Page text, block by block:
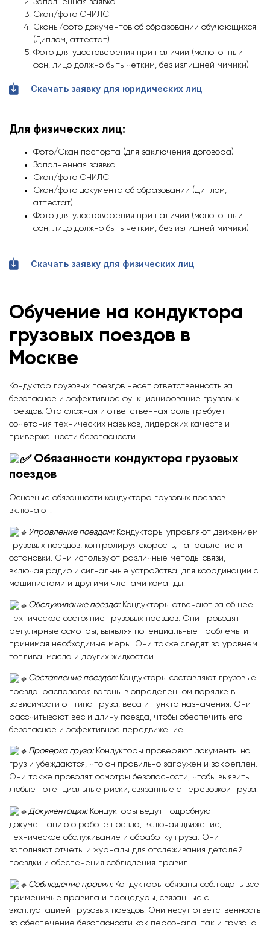
Заполненная заявка
Скан/фото СНИЛС
Сканы/фото документов об образовании обучающихся
(Диплом, аттестат)
Фото для удостоверения при наличии (монотонный
фон, лицо должно быть четким, без излишней мимики)
Скачать заявку для юридических лиц
Для физических лиц:
Фото/Скан паспорта (для заключения договора)
Заполненная заявка
Скан/фото СНИЛС
Скан/фото документа об образовании (Диплом,
аттестат)
Фото для удостоверения при наличии (монотонный
фон, лицо должно быть четким, без излишней мимики)
Скачать заявку для физических лиц
Обучение на кондуктора
грузовых поездов в
Москве
Кондуктор грузовых поездов несет ответственность за
безопасное и эффективное функционирование грузовых
поездов. Эта сложная и ответственная роль требует
сочетания технических навыков, лидерских качеств и
приверженности безопасности.
Обязанности кондуктора грузовых
поездов
Основные обязанности кондуктора грузовых поездов
включают:
Управление поездом:Кондукторы управляют движением
грузовых поездов, контролируя скорость, направление и
остановки. Они используют различные методы связи,
включая радио и сигнальные устройства, для координации с
машинистами и другими членами команды.
Обслуживание поезда:Кондукторы отвечают за общее
техническое состояние грузовых поездов. Они проводят
регулярные осмотры, выявляя потенциальные проблемы и
принимая необходимые меры. Они также следят за уровнем
топлива, масла и других жидкостей.
Составление поездов: Кондукторы составляют грузовые
поезда, располагая вагоны в определенном порядке в
зависимости от типа груза, веса и пункта назначения. Они
рассчитывают вес и длину поезда, чтобы обеспечить его
безопасное и эффективное передвижение.
Проверка груза:Кондукторы проверяют документы на
груз и убеждаются, что он правильно загружен и закреплен.
Они также проводят осмотры безопасности, чтобы выявить
любые потенциальные риски, связанные с перевозкой груза.
Документация: Кондукторы ведут подробную
документацию о работе поезда, включая движение,
техническое обслуживание и обработку груза. Они
заполняют отчеты и журналы для отслеживания деталей
поездки и обеспечения соблюдения правил.
Соблюдение правил:Кондукторы обязаны соблюдать все
применимые правила и процедуры, связанные с
эксплуатацией грузовых поездов. Они несут ответственность
за обеспечение безопасности как персонала, так и груза, а